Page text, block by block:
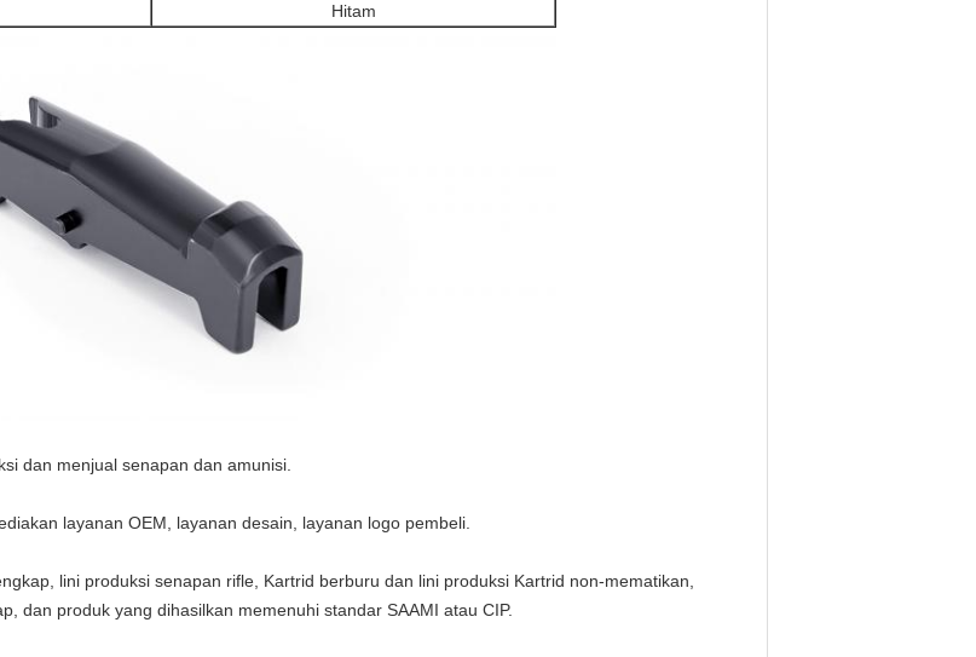
Hitam
dan menjual senapan dan amunisi.
layanan OEM, layanan desain, layanan logo pembeli.
lini produksi senapan rifle, Kartrid berburu dan lini produksi Kartrid non-mematikan,
dan produk yang dihasilkan memenuhi standar SAAMI atau CIP.